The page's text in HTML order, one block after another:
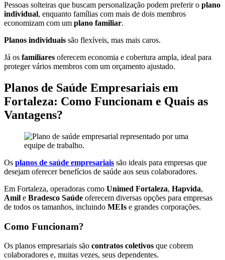
Pessoas solteiras que buscam personalização podem preferir o plano
individual, enquanto famílias com mais de dois membros
economizam com um plano familiar.
Planos individuais são flexíveis, mas mais caros.
Já os familiares oferecem economia e cobertura ampla, ideal para
proteger vários membros com um orçamento ajustado.
Planos de Saúde Empresariais em
Fortaleza: Como Funcionam e Quais as
Vantagens?
Os planos de saúde empresariais são ideais para empresas que
desejam oferecer benefícios de saúde aos seus colaboradores.
Em Fortaleza, operadoras como Unimed Fortaleza, Hapvida,
Amil e Bradesco Saúde oferecem diversas opções para empresas
de todos os tamanhos, incluindo MEIs e grandes corporações.
Como Funcionam?
Os planos empresariais são contratos coletivos que cobrem
colaboradores e, muitas vezes, seus dependentes.